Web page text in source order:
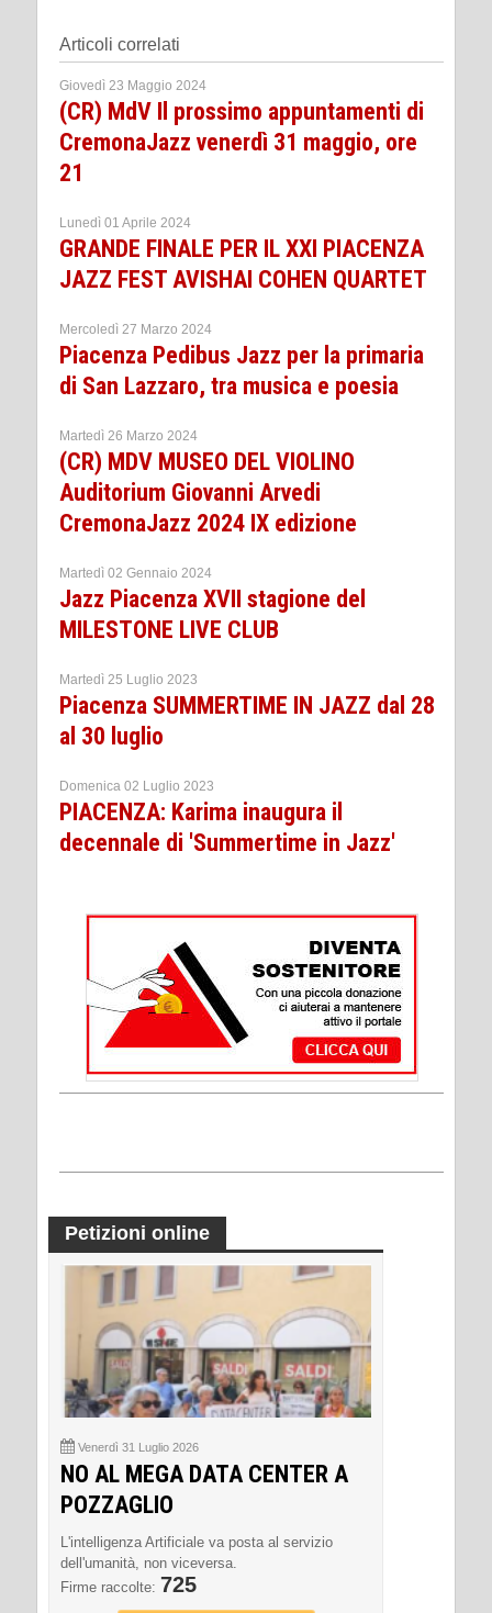
Articoli correlati
Giovedì 23 Maggio 2024
(CR) MdV Il prossimo appuntamenti di
CremonaJazz venerdì 31 maggio, ore
21
Lunedì 01 Aprile 2024
GRANDE FINALE PER IL XXI PIACENZA
JAZZ FEST AVISHAI COHEN QUARTET
Mercoledì 27 Marzo 2024
Piacenza Pedibus Jazz per la primaria
di San Lazzaro, tra musica e poesia
Martedì 26 Marzo 2024
(CR) MDV MUSEO DEL VIOLINO
Auditorium Giovanni Arvedi
CremonaJazz 2024 IX edizione
Martedì 02 Gennaio 2024
Jazz Piacenza XVII stagione del
MILESTONE LIVE CLUB
Martedì 25 Luglio 2023
Piacenza SUMMERTIME IN JAZZ dal 28
al 30 luglio
Domenica 02 Luglio 2023
PIACENZA: Karima inaugura il
decennale di 'Summertime in Jazz'
Petizioni online
Venerdì 31 Luglio 2026
NO AL MEGA DATA CENTER A
POZZAGLIO
L'intelligenza Artificiale va posta al servizio
dell'umanità, non viceversa.
Firme raccolte: 725